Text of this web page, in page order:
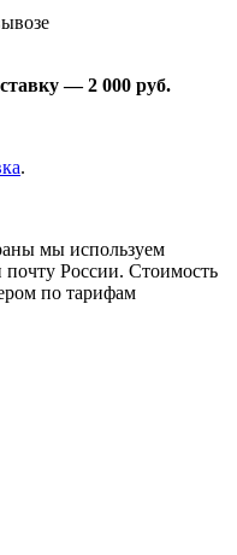
— 2 000 руб.
.
мы используем
России. Стоимость
по тарифам